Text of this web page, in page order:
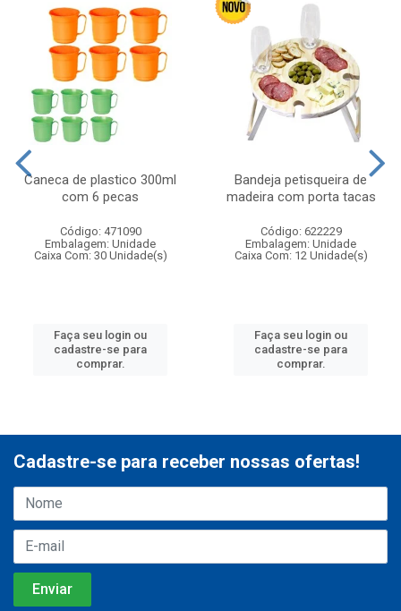
Caneca de plastico 300ml
com 6 pecas
Código: 471090
Embalagem: Unidade
Caixa Com: 30 Unidade(s)
Faça seu login ou
cadastre-se para
comprar.
Bandeja petisqueira de
madeira com porta tacas
Código: 622229
Embalagem: Unidade
Caixa Com: 12 Unidade(s)
Faça seu login ou
cadastre-se para
comprar.
Cadastre-se para receber nossas ofertas!